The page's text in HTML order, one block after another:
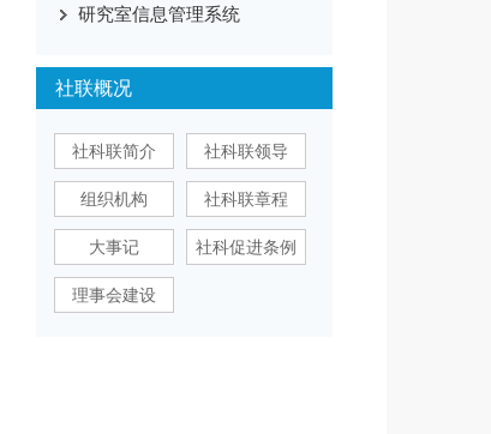
研究室信息管理系统
社联概况
社科联简介 社科联领导
组织机构 社科联章程
大事记 社科促进条例
理事会建设